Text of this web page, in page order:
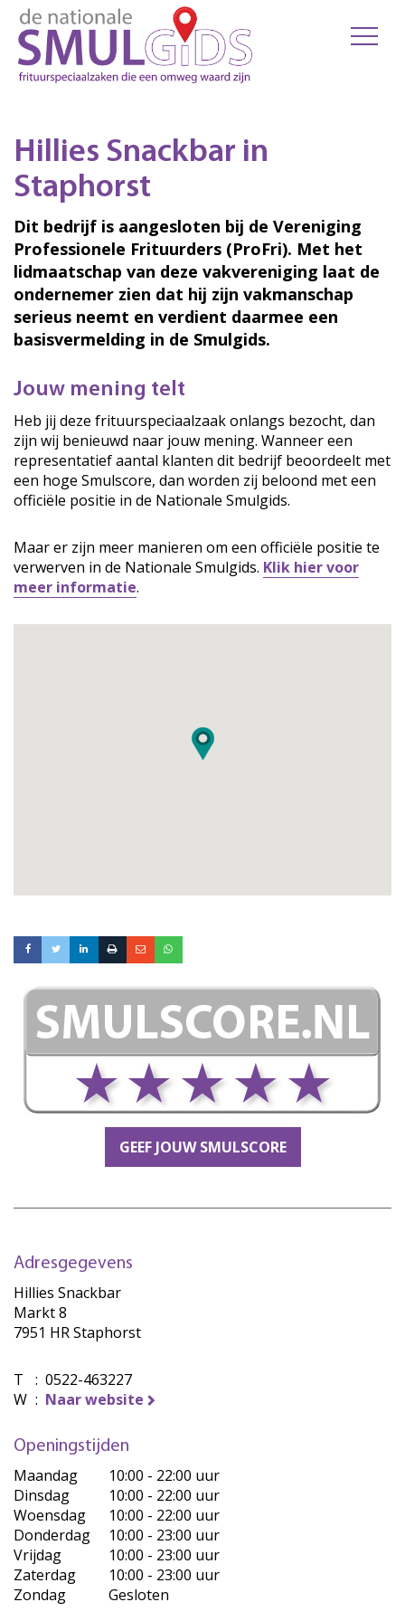
Hillies Snackbar in
Staphorst
Dit bedrijf is aangesloten bij de Vereniging
Professionele Frituurders (ProFri). Met het
lidmaatschap van deze vakvereniging laat de
ondernemer zien dat hij zijn vakmanschap
serieus neemt en verdient daarmee een
basisvermelding in de Smulgids.
Jouw mening telt
Heb jij deze frituurspeciaalzaak onlangs bezocht, dan
zijn wij benieuwd naar jouw mening. Wanneer een
representatief aantal klanten dit bedrijf beoordeelt met
een hoge Smulscore, dan worden zij beloond met een
officiële positie in de Nationale Smulgids.
Maar er zijn meer manieren om een officiële positie te
verwerven in de Nationale Smulgids. Klik hier voor
meer informatie.
GEEF JOUW SMULSCORE
Adresgegevens
Hillies Snackbar
Markt 8
7951 HR Staphorst
T : 0522-463227
W : Naar website
Openingstijden
Maandag
10:00 - 22:00 uur
Dinsdag
10:00 - 22:00 uur
Woensdag
10:00 - 22:00 uur
Donderdag
10:00 - 23:00 uur
Vrijdag
10:00 - 23:00 uur
Zaterdag
10:00 - 23:00 uur
Zondag
Gesloten